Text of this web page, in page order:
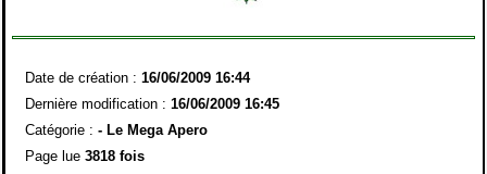
Date de création : 16/06/2009 16:44
Dernière modification : 16/06/2009 16:45
Catégorie : - Le Mega Apero
Page lue 3818 fois